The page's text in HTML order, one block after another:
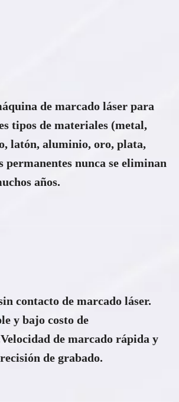
de marcado láser para
tipos de materiales (metal,
latón, aluminio, oro, plata,
permanentes nunca se eliminan
años.
contacto de marcado láser.
y bajo costo de
de marcado rápida y
de grabado.